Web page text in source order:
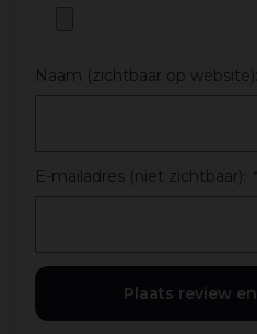
Naam (zichtbaar op website):
E-mailadres (niet zichtbaar): *